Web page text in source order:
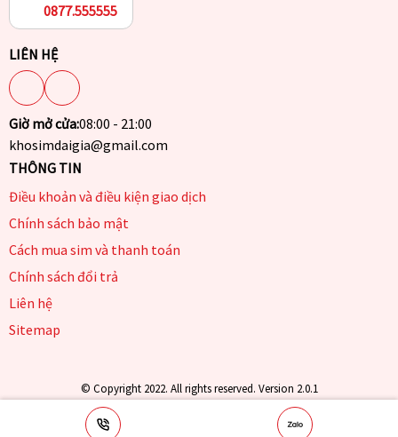
0877.555555
LIÊN HỆ
Giờ mở cửa:08:00 - 21:00
khosimdaigia@gmail.com
THÔNG TIN
Điều khoản và điều kiện giao dịch
Chính sách bảo mật
Cách mua sim và thanh toán
Chính sách đổi trả
Liên hệ
Sitemap
© Copyright 2022. All rights reserved. Version 2.0.1